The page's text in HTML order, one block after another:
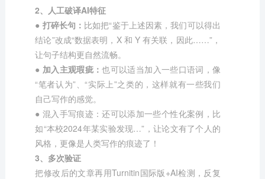
2、人工破译AI特征
● 打碎长句： 比如把“鉴于上述因素，我们可以得出
结论”改成“数据表明，X 和 Y 有关联，因此……”，
让句子结构更自然流畅。
● 加入主观瑕疵：也可以适当加入一些口语词，像
“笔者认为”、“实际上”之类的，这样就有一些我们
自己写作的感觉。
● 混入手写痕迹：还可以添加一些个性化案例，比
如“本校2024年某实验发现…”，让论文有了个人的
风格，更像是人类写作的痕迹了！
3、多次验证
把修改后的文章再用Turnitin国际版+AI检测，反复